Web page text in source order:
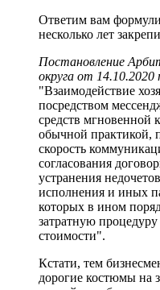
Ответим вам
несколько лет
Постановление
округа от
"Взаимодействие
посредством
средств мгновенной
обычной практикой,
скорость
согласования
устранения
исполнения и иных
которых в ином
затратную
стоимости".
Кстати, тем
дорогие костюмы на